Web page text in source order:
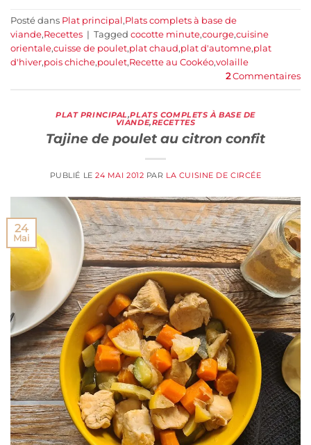
Posté dans Plat principal,Plats complets à base de
viande,Recettes | Tagged cocotte minute,courge,cuisine
orientale,cuisse de poulet,plat chaud,plat d'automne,plat
d'hiver,pois chiche,poulet,Recette au Cookéo,volaille
2Commentaires
PLAT PRINCIPAL,PLATS COMPLETS À BASE DE
VIANDE,RECETTES
Tajine de poulet au citron confit
PUBLIÉ LE24 MAI 2012 PAR LA CUISINE DE CIRCÉE
24
Mai